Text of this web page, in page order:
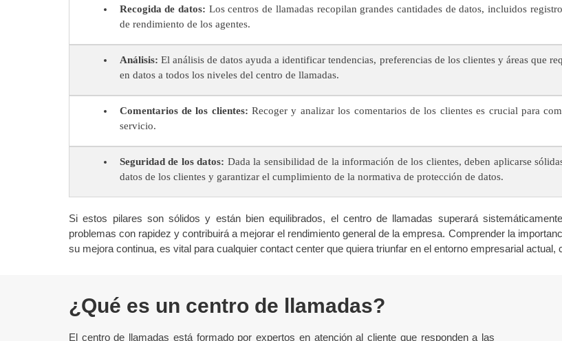
Recogida de datos: Los centros de llamadas recopilan grandes cantidades de datos, incluidos
de rendimiento de los agentes.
Análisis: El análisis de datos ayuda a identificar tendencias, preferencias de los clientes y áreas que
en datos a todos los niveles del centro de llamadas.
Comentarios de los clientes: Recoger y analizar los comentarios de los clientes es crucial para
servicio.
Seguridad de los datos: Dada la sensibilidad de la información de los clientes, deben aplicarse
datos de los clientes y garantizar el cumplimiento de la normativa de protección de datos.
Si estos pilares son sólidos y están bien equilibrados, el centro de llamadas superará
problemas con rapidez y contribuirá a mejorar el rendimiento general de la empresa. Comprender la
su mejora continua, es vital para cualquier contact center que quiera triunfar en el entorno empresarial
¿Qué es un centro de llamadas?
El centro de llamadas está formado por expertos en atención al cliente que responden a las